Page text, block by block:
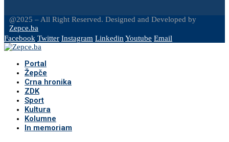
@2025 – All Right Reserved. Designed and Developed by
Zepce.ba
Facebook Twitter Instagram Linkedin Youtube Email
Portal
Žepče
Crna hronika
ZDK
Sport
Kultura
Kolumne
In memoriam